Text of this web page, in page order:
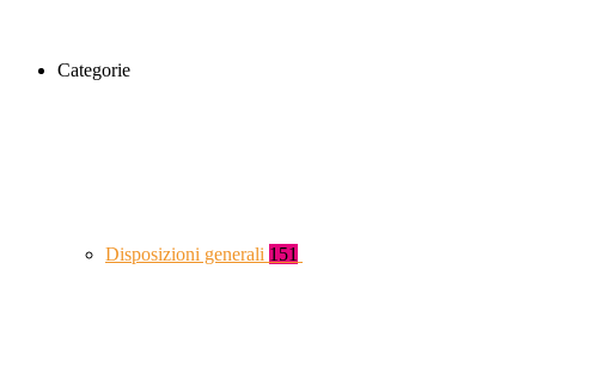
Categorie
Disposizioni generali 151